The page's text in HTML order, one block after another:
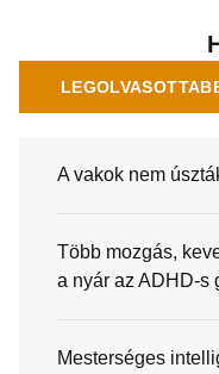
A vakok nem
Több mozgás,
a nyár az ADHD-s
Mesterséges